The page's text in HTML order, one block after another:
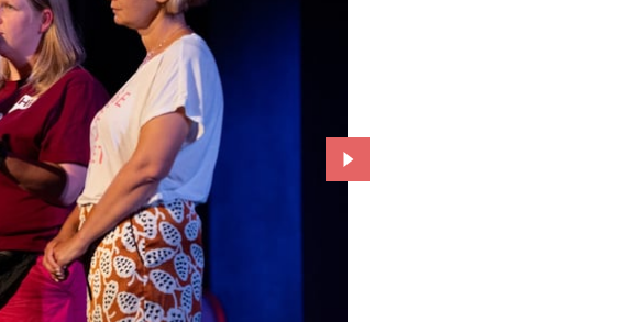
Przejdź do kolejnego zdjęcia.